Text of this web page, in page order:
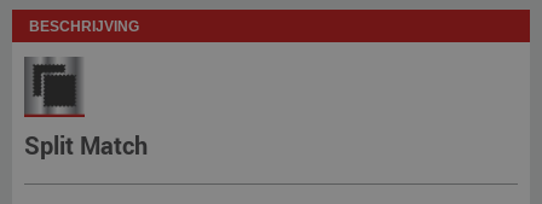
BESCHRIJVING
Split Match